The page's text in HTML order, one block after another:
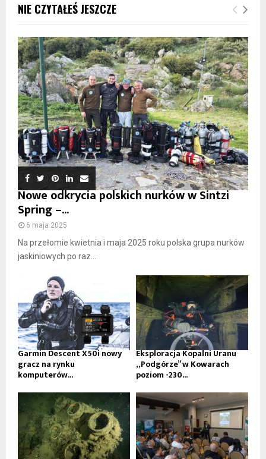
NIE CZYTAŁEŚ JESZCZE
Nowe odkrycia polskich nurków w Sintzi
Spring –...
6 maja 2025
Na przełomie kwietnia i maja 2025 roku polska grupa nurków
jaskiniowych po raz...
Garmin Descent X50i nowy
gracz na rynku
komputerów...
Eksploracja Kopalni Uranu
„Podgórze” w Kowarach
poziom -230...